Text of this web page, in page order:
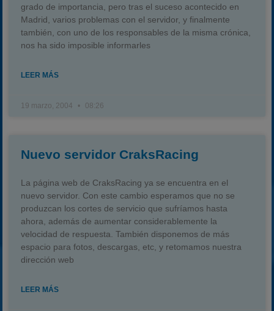
grado de importancia, pero tras el suceso acontecido en
Madrid, varios problemas con el servidor, y finalmente
también, con uno de los responsables de la misma crónica,
nos ha sido imposible informarles
LEER MÁS
19 marzo, 2004 08:26
Nuevo servidor CraksRacing
La página web de CraksRacing ya se encuentra en el
nuevo servidor. Con este cambio esperamos que no se
produzcan los cortes de servicio que sufríamos hasta
ahora, además de aumentar considerablemente la
velocidad de respuesta. También disponemos de más
espacio para fotos, descargas, etc, y retomamos nuestra
dirección web
LEER MÁS